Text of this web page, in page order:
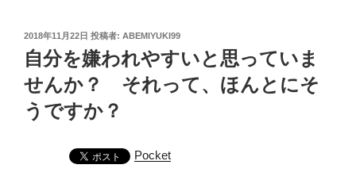
投
稿
日:
2018年11月22日 投稿者: ABEMIYUKI99
自分を嫌われやすいと思っていま
せんか？ それって、ほんとにそ
うですか？
Pocket